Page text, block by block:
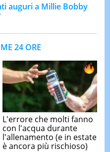
auguri a Millie Bobby
24 ORE
L'errore che molti fanno
con l'acqua durante
l'allenamento (e in estate
è ancora più rischioso)